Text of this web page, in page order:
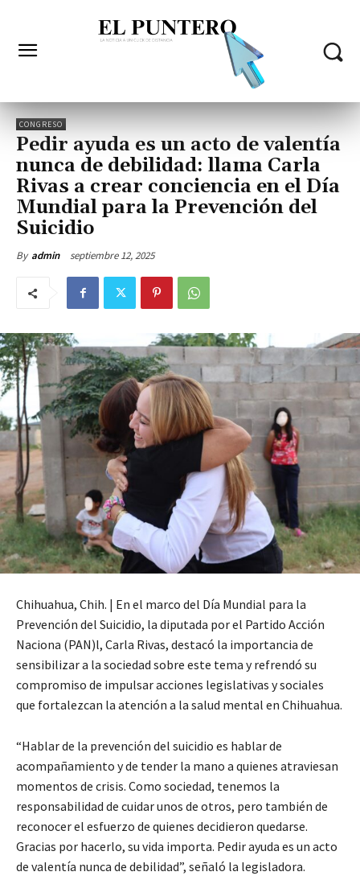
CONGRESO
Pedir ayuda es un acto de valentía
nunca de debilidad: llama Carla
Rivas a crear conciencia en el Día
Mundial para la Prevención del
Suicidio
By admin septiembre 12, 2025
Chihuahua, Chih. | En el marco del Día Mundial para la
Prevención del Suicidio, la diputada por el Partido Acción
Naciona (PAN)l, Carla Rivas, destacó la importancia de
sensibilizar a la sociedad sobre este tema y refrendó su
compromiso de impulsar acciones legislativas y sociales
que fortalezcan la atención a la salud mental en Chihuahua.
“Hablar de la prevención del suicidio es hablar de
acompañamiento y de tender la mano a quienes atraviesan
momentos de crisis. Como sociedad, tenemos la
responsabilidad de cuidar unos de otros, pero también de
reconocer el esfuerzo de quienes decidieron quedarse.
Gracias por hacerlo, su vida importa. Pedir ayuda es un acto
de valentía nunca de debilidad”, señaló la legisladora.